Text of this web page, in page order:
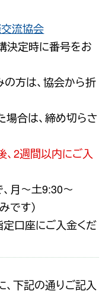
流協会
決定時に番号をお
の方は、協会から折
合は、締め切らさ
、2週間以内にご入
月〜土9:30〜
です）
口座にご入金くだ
下記の通りご記入